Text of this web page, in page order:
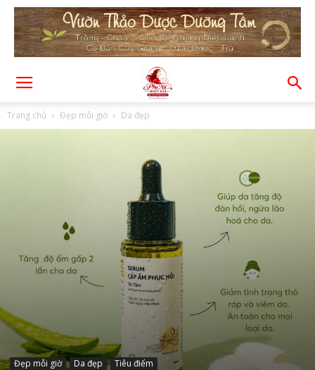
Trang chủ Đẹp mỗi giờ Da đẹp
Đẹp mỗi giờ Da đẹp Tiêu điểm